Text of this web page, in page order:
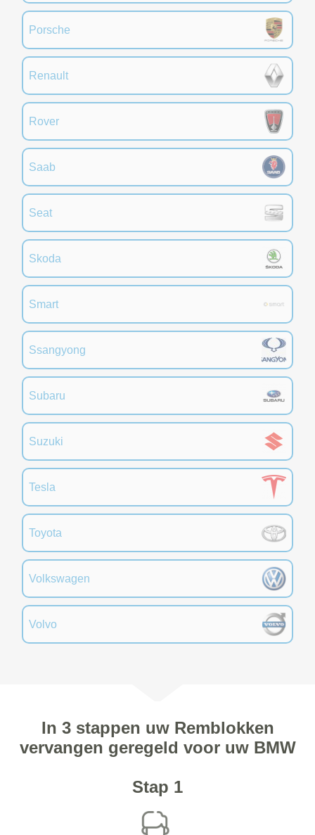
Porsche
Renault
Rover
Saab
Seat
Skoda
Smart
Ssangyong
Subaru
Suzuki
Tesla
Toyota
Volkswagen
Volvo
In 3 stappen uw Remblokken
vervangen geregeld voor uw BMW
Stap 1